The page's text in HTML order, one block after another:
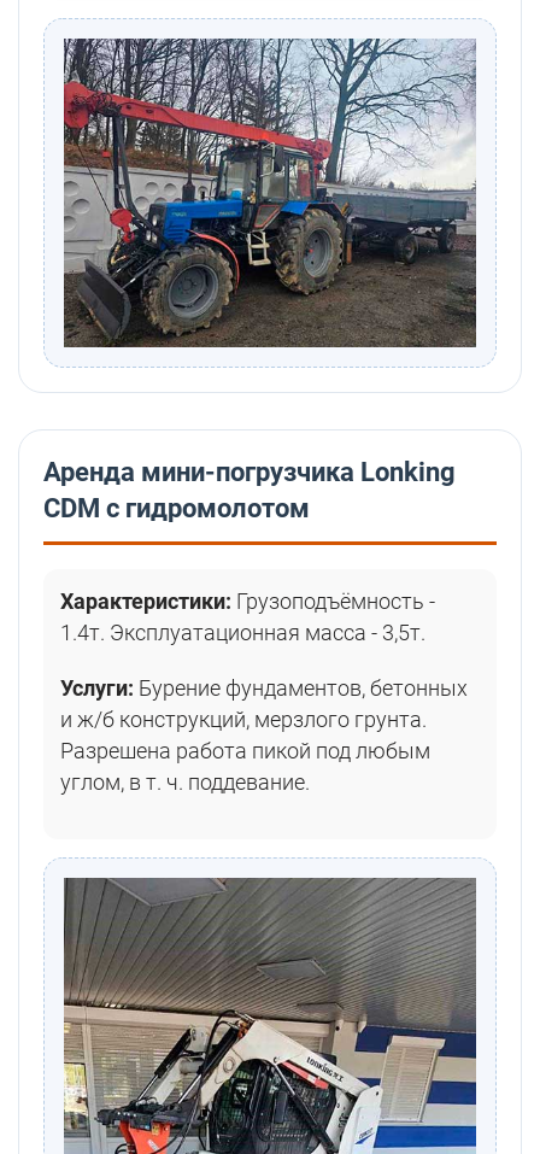
Аренда мини-погрузчика Lonking
CDM с гидромолотом
Характеристики: Грузоподъёмность -
1.4т. Эксплуатационная масса - 3,5т.
Услуги: Бурение фундаментов, бетонных
и ж/б конструкций, мерзлого грунта.
Разрешена работа пикой под любым
углом, в т. ч. поддевание.